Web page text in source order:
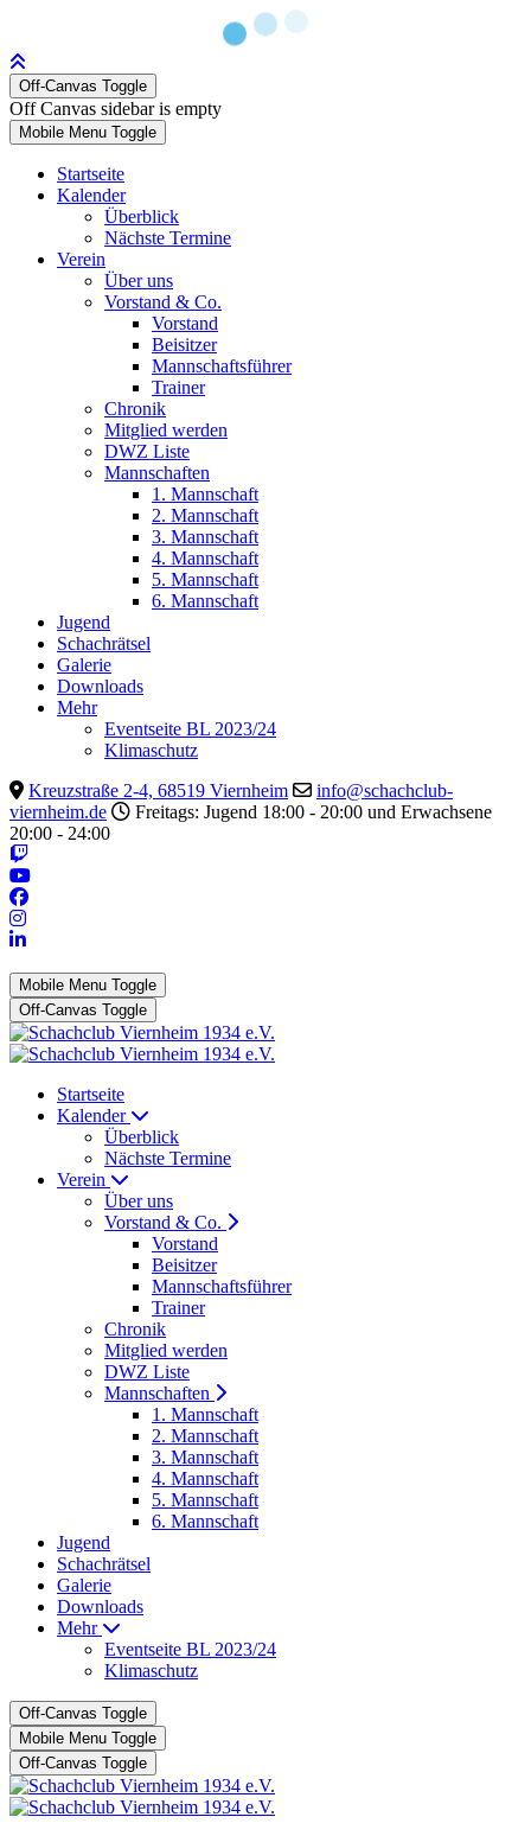
Off-Canvas Toggle
Off Canvas sidebar is empty
Mobile Menu Toggle
Startseite
Kalender
Überblick
Nächste Termine
Verein
Über uns
Vorstand & Co.
Vorstand
Beisitzer
Mannschaftsführer
Trainer
Chronik
Mitglied werden
DWZ Liste
Mannschaften
1. Mannschaft
2. Mannschaft
3. Mannschaft
4. Mannschaft
5. Mannschaft
6. Mannschaft
Jugend
Schachrätsel
Galerie
Downloads
Mehr
Eventseite BL 2023/24
Klimaschutz
Kreuzstraße 2-4, 68519 Viernheim
info@schachclub-
viernheim.de
Freitags: Jugend 18:00 - 20:00 und Erwachsene
20:00 - 24:00
Mobile Menu Toggle
Off-Canvas Toggle
Startseite
Kalender
Überblick
Nächste Termine
Verein
Über uns
Vorstand & Co.
Vorstand
Beisitzer
Mannschaftsführer
Trainer
Chronik
Mitglied werden
DWZ Liste
Mannschaften
1. Mannschaft
2. Mannschaft
3. Mannschaft
4. Mannschaft
5. Mannschaft
6. Mannschaft
Jugend
Schachrätsel
Galerie
Downloads
Mehr
Eventseite BL 2023/24
Klimaschutz
Off-Canvas Toggle
Mobile Menu Toggle
Off-Canvas Toggle